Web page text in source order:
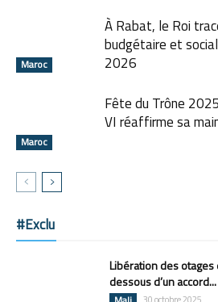
Maroc
À Rabat, le Roi
budgétaire et
2026
Maroc
Fête du Trône
VI réaffirme sa
#Exclu
Libération des
dessous d’un accord...